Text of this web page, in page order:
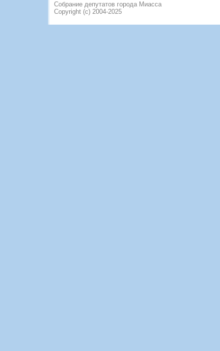
Собрание депутатов города Миасса
Copyright (c) 2004-2025